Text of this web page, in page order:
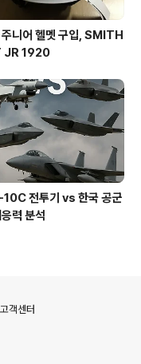
니어 헬멧 구입, SMITH
JR 1920
전투기 vs 한국 공군
력 분석
고객센터